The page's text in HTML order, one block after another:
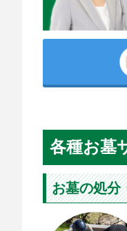
各種お墓
お墓の処分